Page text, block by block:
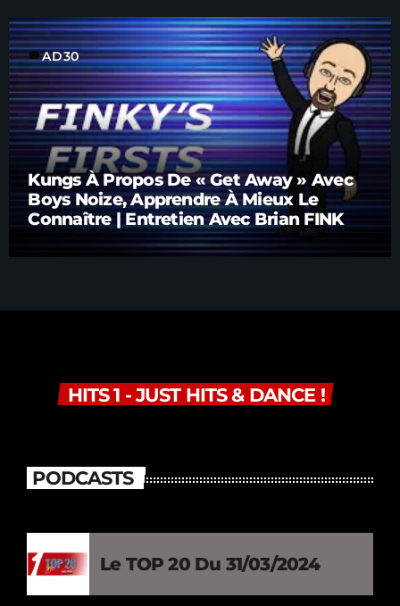
labelAD30
Kungs À Propos De « Get Away » Avec
Boys Noize, Apprendre À Mieux Le
Connaître | Entretien Avec Brian FINK
HITS 1 - JUST HITS & DANCE !
PODCASTS
Le TOP 20 Du 31/03/2024